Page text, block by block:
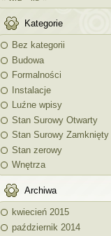
Kategorie
Bez kategorii
Budowa
Formalności
Instalacje
Luźne wpisy
Stan Surowy Otwarty
Stan Surowy Zamknięty
Stan zerowy
Wnętrza
Archiwa
kwiecień 2015
październik 2014